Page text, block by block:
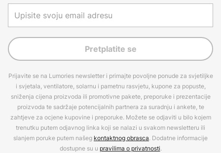
Pretplatite se
Prijavite se na Lumories newsletter i primajte povoljne ponude za svjetiljke
i svjetala, ventilatore, solarnu i pametnu rasvjetu, kupone za popuste,
sniženja cijena proizvoda ili promotivne pakete, preporuke i prezentacije
proizvoda te sadržaje potencijalnih partnera za suradnju i ankete, te
zahtjeve za ocjene kupovine i preporuke. Možete se odjaviti u bilo kojem
trenutku putem odjavnog linka koji se nalazi u svakom newsletteru ili
slanjem poruke putem našeg kontaktnog obrasca. Dodatne informacije
dostupne su u pravilima o privatnosti.